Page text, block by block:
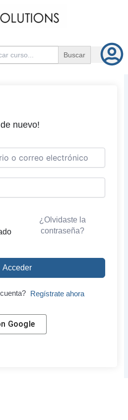
nuevo!
¿Olvidaste la
contraseña?
Acceder
Regístrate ahora
Google